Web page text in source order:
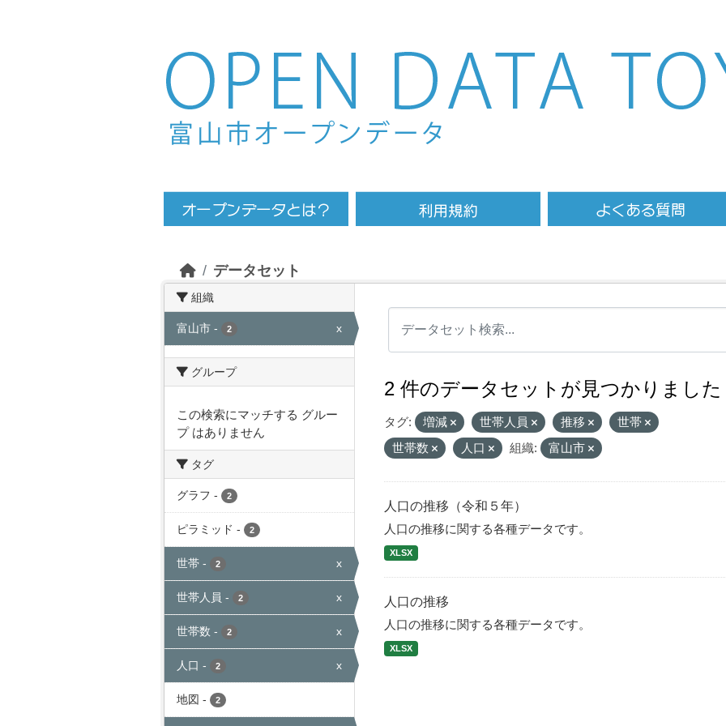
Skip to main content
データセット
組織
富山市 - 2 x
グループ
この検索にマッチする グルー
プ はありません
タグ
グラフ - 2
ピラミッド - 2
世帯 - 2 x
世帯人員 - 2 x
世帯数 - 2 x
人口 - 2 x
地図 - 2
2 件のデータセットが見つかりました
タグ: 増減 世帯人員 推移
世帯
世帯数
人口 組織: 富山市
人口の推移（令和５年）
人口の推移に関する各種データです。
XLSX
人口の推移
人口の推移に関する各種データです。
XLSX